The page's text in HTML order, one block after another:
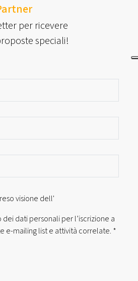
per ricevere
speciali!
visione dell'
dati personali per l’iscrizione a
e-mailing list e attività correlate. *